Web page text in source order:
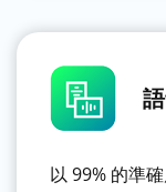
以 99% 的準